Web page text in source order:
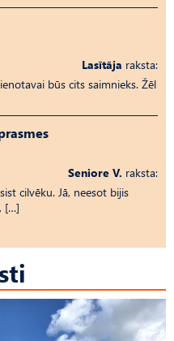
Lasītāja raksta:
būs cits saimnieks. Žēl
Seniore V. raksta:
cilvēku. Jā, neesot bijis
[…]